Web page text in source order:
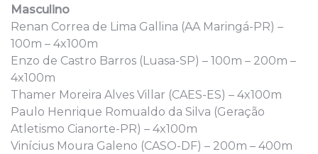
Masculino
Renan Correa de Lima Gallina (AA Maringá-PR) –
100m – 4x100m
Enzo de Castro Barros (Luasa-SP) – 100m – 200m –
4x100m
Thamer Moreira Alves Villar (CAES-ES) – 4x100m
Paulo Henrique Romualdo da Silva (Geração
Atletismo Cianorte-PR) – 4x100m
Vinícius Moura Galeno (CASO-DF) – 200m – 400m